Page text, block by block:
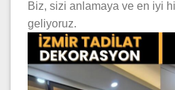
Biz, sizi anlamaya ve en iyi
geliyoruz.